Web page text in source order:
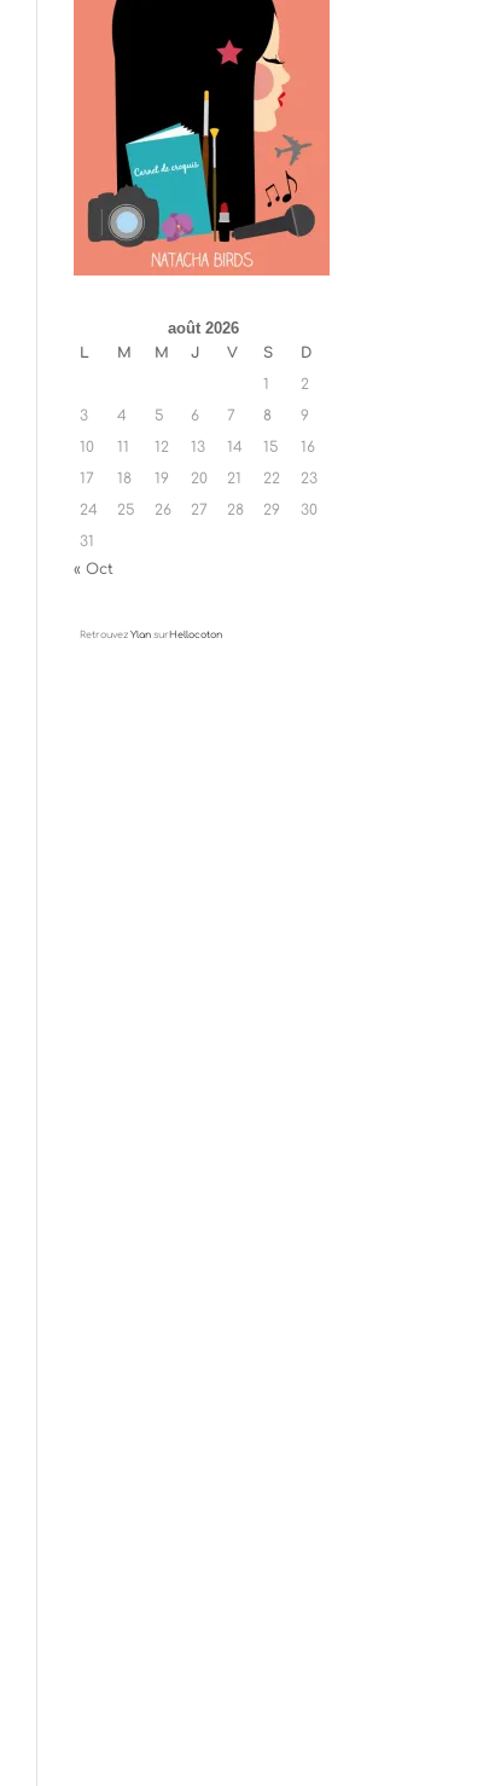
août 2026
L M M J V S
D
1
2
3
4 5 6 7 8
9
10
11 12 13 14 15
16
17
18 19 20 21 22
23
24
25 26 27 28 29
30
31
« Oct
Retrouvez Ylansur Hellocoton